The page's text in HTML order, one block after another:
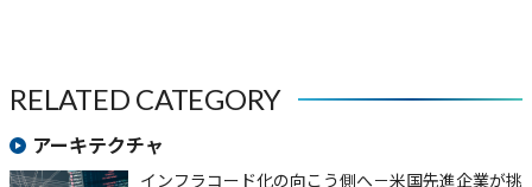
RELATED CATEGORY
アーキテクチャ
インフラコード化の向こう側へ－米国先進企業が挑